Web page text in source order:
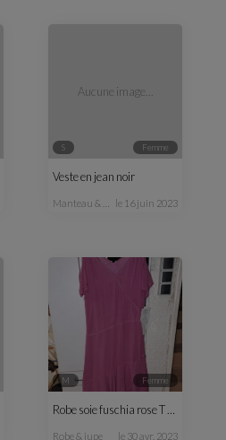
Aucune image...
S femme
Veste en jean noir
manteau & veste le 16 juin 2023
M femme
Robe soie fuschia rose T 38
robe & jupe le 30 avr. 2023